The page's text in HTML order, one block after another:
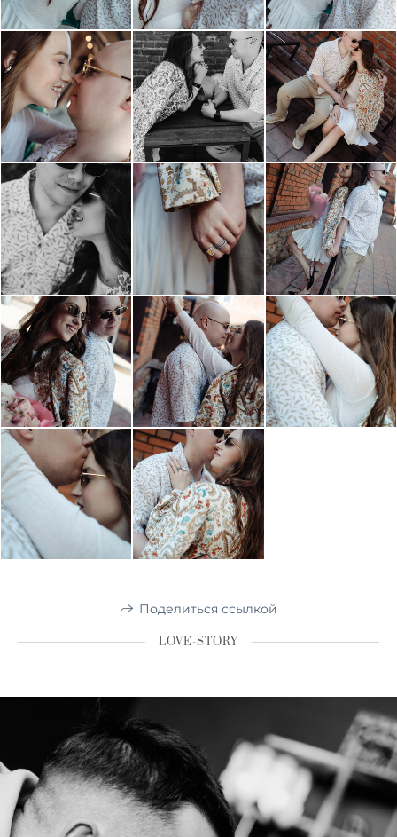
Поделиться ссылкой
LOVE-STORY